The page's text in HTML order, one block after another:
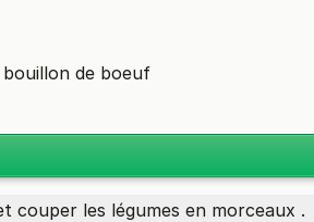
bouillon de boeuf
couper les légumes en morceaux .